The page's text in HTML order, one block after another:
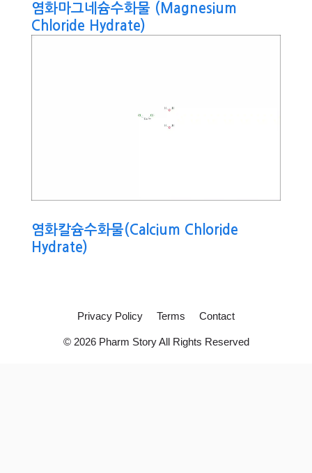
염화마그네슘수화물 (Magnesium
Chloride Hydrate)
염화칼슘수화물(Calcium Chloride
Hydrate)
Privacy Policy Terms Contact
© 2026 Pharm Story All Rights Reserved